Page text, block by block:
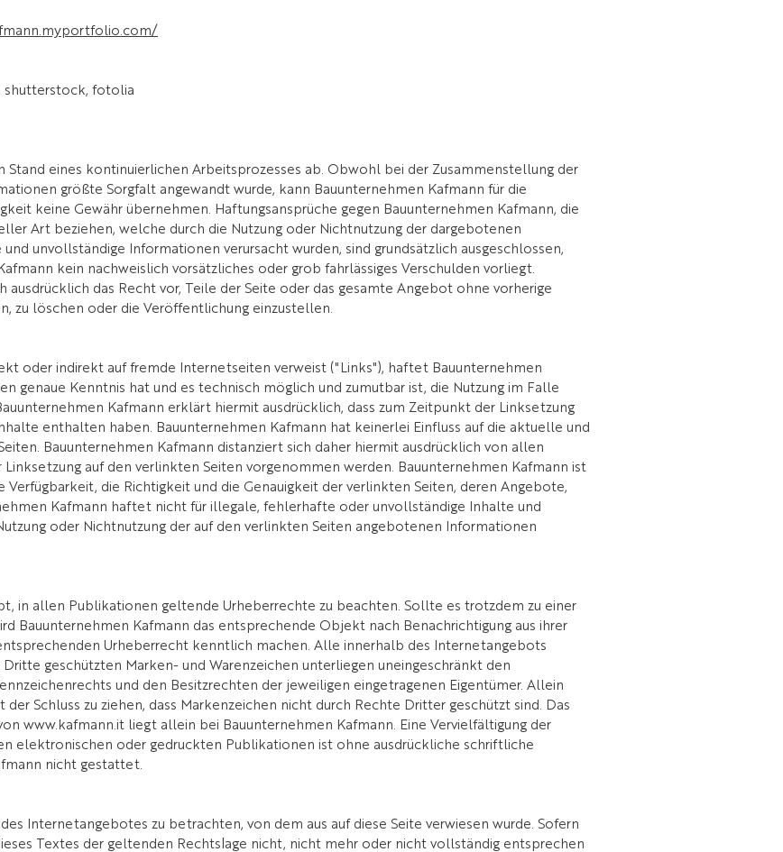
shutterstock, fotolia
eines kontinuierlichen Arbeitsprozesses ab. Obwohl bei der Zusammenstellung der
größte Sorgfalt angewandt wurde, kann Bauunternehmen Kafmann für die
keine Gewähr übernehmen. Haftungsansprüche gegen Bauunternehmen Kafmann, die
Art beziehen, welche durch die Nutzung oder Nichtnutzung der dargebotenen
unvollständige Informationen verursacht wurden, sind grundsätzlich ausgeschlossen,
kein nachweislich vorsätzliches oder grob fahrlässiges Verschulden vorliegt.
ausdrücklich das Recht vor, Teile der Seite oder das gesamte Angebot ohne vorherige
zu löschen oder die Veröffentlichung einzustellen.
oder indirekt auf fremde Internetseiten verweist ("Links"), haftet Bauunternehmen
genaue Kenntnis hat und es technisch möglich und zumutbar ist, die Nutzung im Falle
Kafmann erklärt hiermit ausdrücklich, dass zum Zeitpunkt der Linksetzung
enthalten haben. Bauunternehmen Kafmann hat keinerlei Einfluss auf die aktuelle und
Bauunternehmen Kafmann distanziert sich daher hiermit ausdrücklich von allen
auf den verlinkten Seiten vorgenommen werden. Bauunternehmen Kafmann ist
die Richtigkeit und die Genauigkeit der verlinkten Seiten, deren Angebote,
Kafmann haftet nicht für illegale, fehlerhafte oder unvollständige Inhalte und
oder Nichtnutzung der auf den verlinkten Seiten angebotenen Informationen
in allen Publikationen geltende Urheberrechte zu beachten. Sollte es trotzdem zu einer
Bauunternehmen Kafmann das entsprechende Objekt nach Benachrichtigung aus ihrer
Urheberrecht kenntlich machen. Alle innerhalb des Internetangebots
geschützten Marken- und Warenzeichen unterliegen uneingeschränkt den
und den Besitzrechten der jeweiligen eingetragenen Eigentümer. Allein
Schluss zu ziehen, dass Markenzeichen nicht durch Rechte Dritter geschützt sind. Das
www.kafmann.it liegt allein bei Bauunternehmen Kafmann. Eine Vervielfältigung der
elektronischen oder gedruckten Publikationen ist ohne ausdrückliche schriftliche
nicht gestattet.
Internetangebotes zu betrachten, von dem aus auf diese Seite verwiesen wurde. Sofern
Textes der geltenden Rechtslage nicht, nicht mehr oder nicht vollständig entsprechen